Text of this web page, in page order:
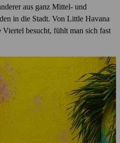
aus ganz Mittel- und
in die Stadt. Von Little Havana
besucht, fühlt man sich fast